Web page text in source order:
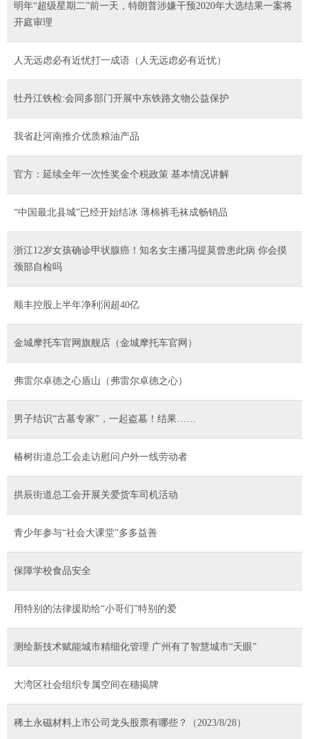
明年“超级星期二”前一天，特朗普涉嫌干预2020年大选结果一案将
开庭审理
人无远虑必有近忧打一成语（人无远虑必有近忧）
牡丹江铁检:会同多部门开展中东铁路文物公益保护
我省赴河南推介优质粮油产品
官方：延续全年一次性奖金个税政策 基本情况讲解
“中国最北县城”已经开始结冰 薄棉裤毛袜成畅销品
浙江12岁女孩确诊甲状腺癌！知名女主播冯提莫曾患此病 你会摸
颈部自检吗
顺丰控股上半年净利润超40亿
金城摩托车官网旗舰店（金城摩托车官网）
弗雷尔卓德之心盾山（弗雷尔卓德之心）
男子结识“古墓专家”，一起盗墓！结果……
椿树街道总工会走访慰问户外一线劳动者
拱辰街道总工会开展关爱货车司机活动
青少年参与“社会大课堂”多多益善
保障学校食品安全
用特别的法律援助给“小哥们”特别的爱
测绘新技术赋能城市精细化管理 广州有了智慧城市“天眼”
大湾区社会组织专属空间在穗揭牌
稀土永磁材料上市公司龙头股票有哪些？（2023/8/28）